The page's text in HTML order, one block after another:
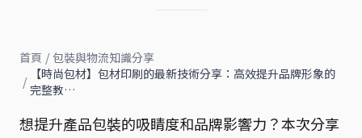
首頁 / 包裝與物流知識分享
/
【時尚包材】包材印刷的最新技術分享：高效提升品牌形象的
完整教…
想提升產品包裝的吸睛度和品牌影響力？本次分享